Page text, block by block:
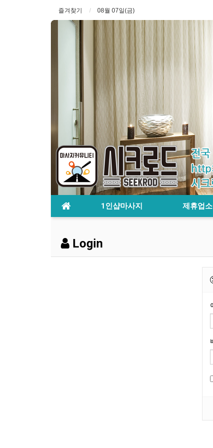
즐겨찾기 08월 07일(금)
1인샵마사지 제휴업
Login